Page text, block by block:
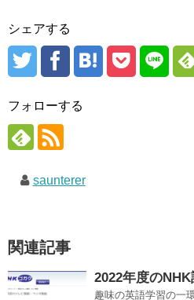
シェアする
フォローする
saunterer
関連記事
2022年度の
趣味の英語学習の一